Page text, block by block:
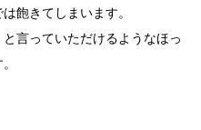
飽きてしまいます。
言っていただけるようなほっ